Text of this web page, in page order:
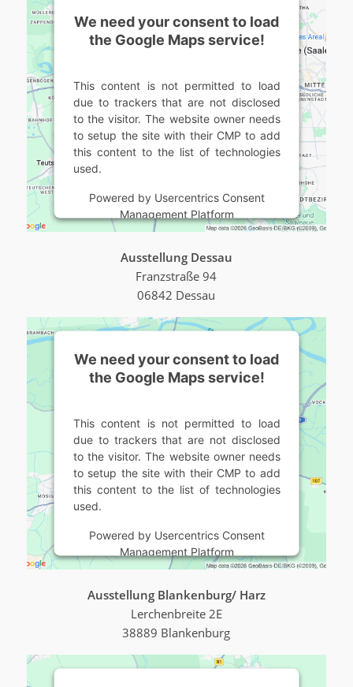
We need your consent to load
the Google Maps service!
This content is not permitted to load
due to trackers that are not disclosed
to the visitor. The website owner needs
to setup the site with their CMP to add
this content to the list of technologies
used.
Powered by Usercentrics Consent
Management Platform
Ausstellung Dessau
Franzstraße 94
06842 Dessau
We need your consent to load
the Google Maps service!
This content is not permitted to load
due to trackers that are not disclosed
to the visitor. The website owner needs
to setup the site with their CMP to add
this content to the list of technologies
used.
Powered by Usercentrics Consent
Management Platform
Ausstellung Blankenburg/ Harz
Lerchenbreite 2E
38889 Blankenburg